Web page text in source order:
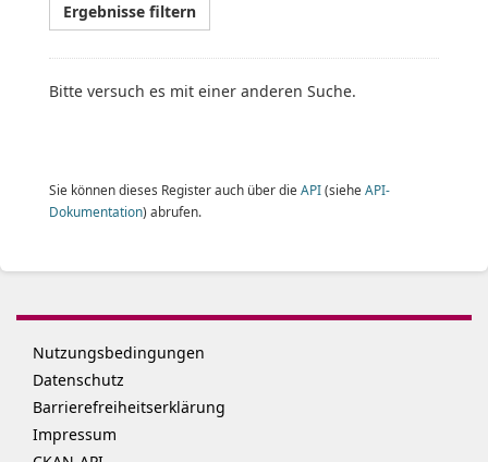
Ergebnisse filtern
Bitte versuch es mit einer anderen Suche.
Sie können dieses Register auch über die API(siehe API-
Dokumentation) abrufen.
Nutzungsbedingungen
Datenschutz
Barrierefreiheitserklärung
Impressum